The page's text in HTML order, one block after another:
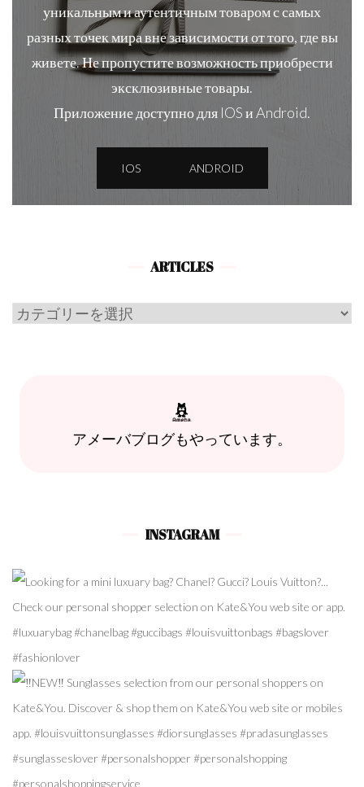
уникальным и аутентичным товаром с самых
разных точек мира вне зависимости от того, где вы
живете. Не пропустите возможность приобрести
эксклюзивные товары.
Приложение доступно для IOS и Android.
IOS ANDROID
ARTICLES
Articles
アメーバブログもやっています。
INSTAGRAM